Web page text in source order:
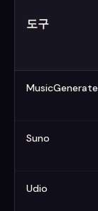
도구
MusicGenerate
Suno
Udio